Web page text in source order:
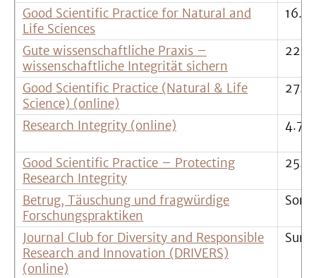
Good Scientific Practice for Natural and
Life Sciences
Gute wissenschaftliche Praxis –
wissenschaftliche Integrität sichern
22.-
Good Scientific Practice (Natural & Life
Science) (online)
Research Integrity (online)
Good Scientific Practice – Protecting
Research Integrity
25.-
Betrug, Täuschung und fragwürdige
Forschungspraktiken
Journal Club for Diversity and Responsible
Research and Innovation (DRIVERS)
(online)